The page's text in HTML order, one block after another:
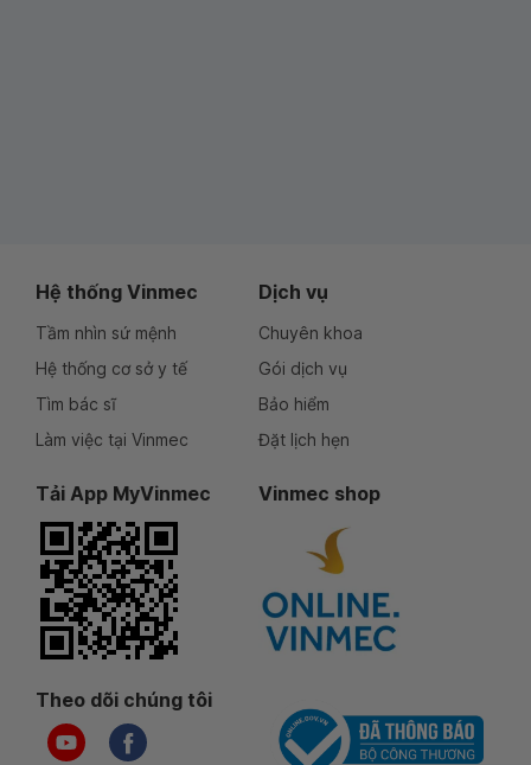
Hệ thống Vinmec
Tầm nhìn sứ mệnh
Hệ thống cơ sở y tế
Tìm bác sĩ
Làm việc tại Vinmec
Dịch vụ
Chuyên khoa
Gói dịch vụ
Bảo hiểm
Đặt lịch hẹn
Tải App MyVinmec Vinmec shop
Theo dõi chúng tôi